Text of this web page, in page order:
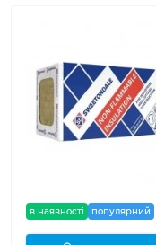
в наявності популярний